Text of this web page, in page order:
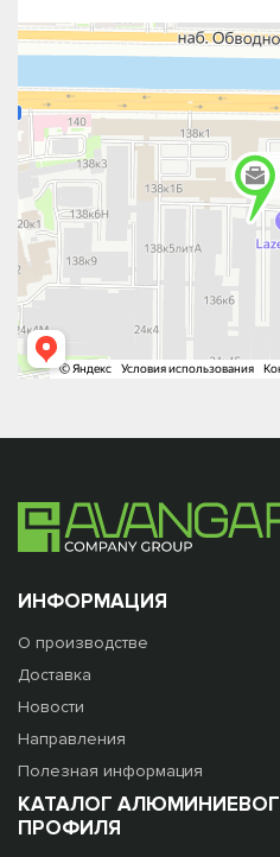
ИНФОРМАЦИЯ
О производстве
Доставка
Новости
Направления
Полезная информация
КАТАЛОГ
ПРОФИЛЯ